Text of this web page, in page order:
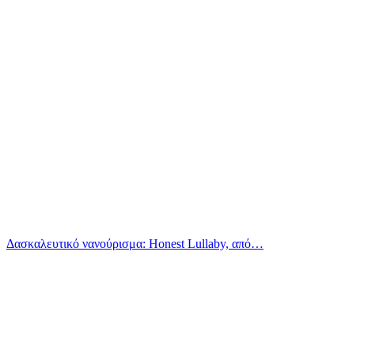
Δασκαλευτικό νανούρισμα: Honest Lullaby, από…